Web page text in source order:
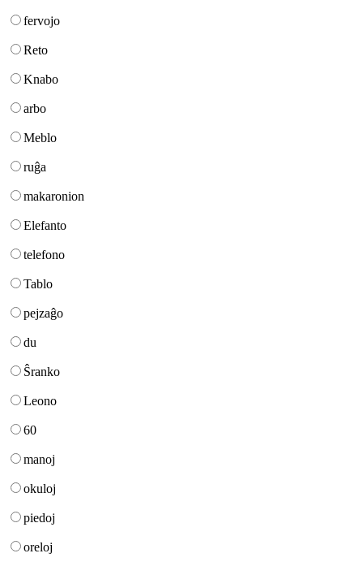
fervojo
Reto
Knabo
arbo
Meblo
ruĝa
makaronion
Elefanto
telefono
Tablo
pejzaĝo
du
Ŝranko
Leono
60
manoj
okuloj
piedoj
oreloj